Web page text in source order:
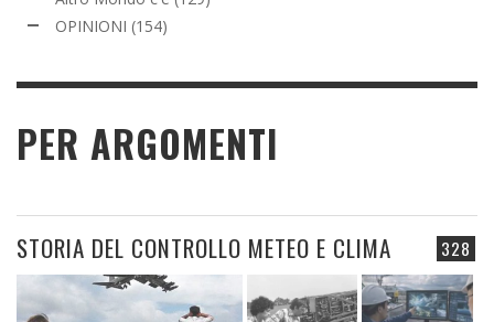
OPINIONI (154)
PER ARGOMENTI
328
STORIA DEL CONTROLLO METEO E CLIMA